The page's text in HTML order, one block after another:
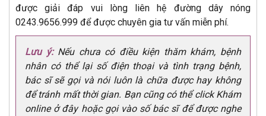
được giải đáp vui lòng liên hệ đường dây nóng
0243.9656.999 để được chuyên gia tư vấn miễn phí.
Lưu ý:Nếu chưa có điều kiện thăm khám, bệnh
nhân có thể lại số điện thoại và tình trạng bệnh,
bác sĩ sẽ gọi và nói luôn là chữa được hay không
để tránh mất thời gian. Bạn cũng có thể click Khám
online ở đây hoặc gọi vào số bác sĩ để được nghe